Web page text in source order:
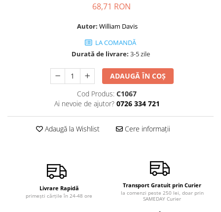
Psihologie practică
Seria Masaru Emoto
Inspiraţie divină
68,71 RON
Autor: William Davis
LA COMANDĂ
Durată de livrare: 3-5 zile
ADAUGĂ ÎN COȘ
Cod Produs: C1067
Ai nevoie de ajutor? 0726 334 721
Adaugă la Wishlist Cere informații
Livrare Rapidă
primești cărțile în 24-48 ore
Transport Gratuit prin Curier
la comenzi peste 250 lei, doar prin
SAMEDAY Curier